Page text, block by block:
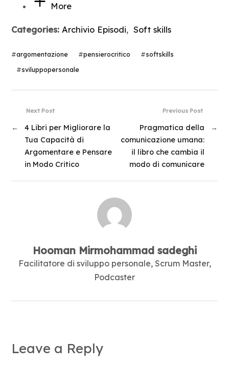
More
Categories:Archivio Episodi, Soft skills
#argomentazione #pensierocritico #softskills
#sviluppopersonale
Previous Post
Pragmatica della
comunicazione umana:
il libro che cambia il
modo di comunicare
→
Next Post
←
4 Libri per Migliorare la
Tua Capacità di
Argomentare e Pensare
in Modo Critico
Hooman Mirmohammad sadeghi
Facilitatore di sviluppo personale, Scrum Master,
Podcaster
Leave a Reply